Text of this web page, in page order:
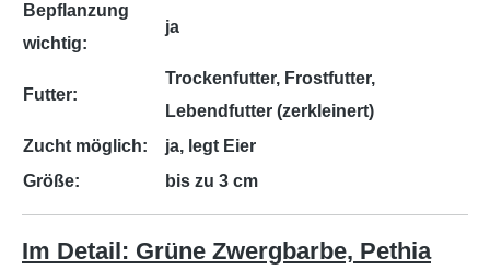
Bepflanzung
wichtig:
ja
Futter:
Trockenfutter, Frostfutter,
Lebendfutter (zerkleinert)
Zucht möglich:
ja, legt Eier
Größe:
bis zu 3 cm
Im Detail: Grüne Zwergbarbe, Pethia